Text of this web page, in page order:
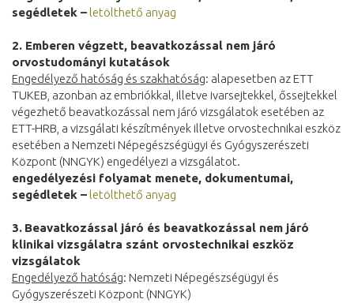
segédletek – letölthető anyag
2. Emberen végzett, beavatkozással nem járó
orvostudományi kutatások
Engedélyező hatóság és szakhatóság: alapesetben az ETT
TUKEB, azonban az embriókkal, illetve ivarsejtekkel, őssejtekkel
végezhető beavatkozással nem járó vizsgálatok esetében az
ETT-HRB, a vizsgálati készítmények illetve orvostechnikai eszköz
esetében a Nemzeti Népegészségügyi és Gyógyszerészeti
Központ (NNGYK) engedélyezi a vizsgálatot.
engedélyezési folyamat menete, dokumentumai,
segédletek – letölthető anyag
3. Beavatkozással járó és beavatkozással nem járó
klinikai vizsgálatra szánt orvostechnikai eszköz
vizsgálatok
Engedélyező hatóság: Nemzeti Népegészségügyi és
Gyógyszerészeti Központ (NNGYK)